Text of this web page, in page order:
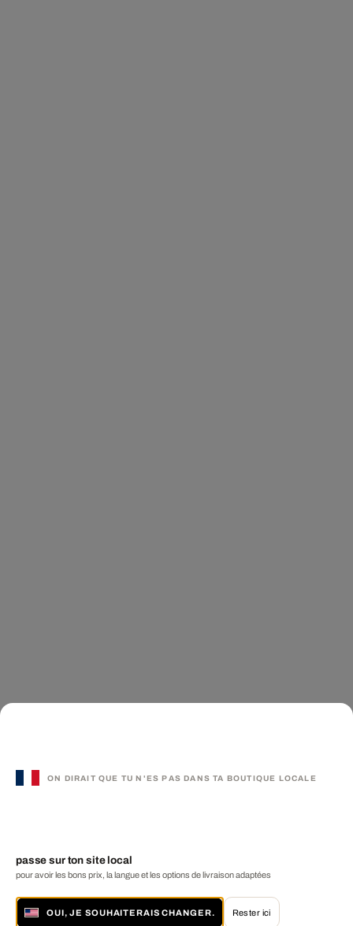
ON DIRAIT QUE TU N'ES PAS DANS TA BOUTIQUE LOCALE
passe sur ton site local
pour avoir les bons prix, la langue et les options de livraison adaptées
OUI, JE SOUHAITERAIS CHANGER. Rester ici